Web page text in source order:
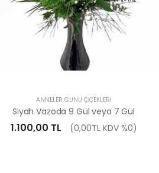
ANNELER GÜNÜ ÇIÇEKLERI
Siyah Vazoda 9 Gül veya 7 Gül
1.100,00 TL (0,00TL KDV %0)